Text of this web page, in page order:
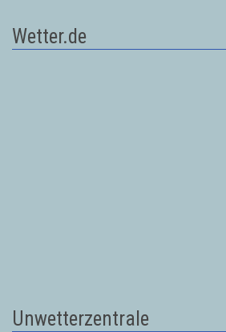
Wetter.de
Unwetterzentrale